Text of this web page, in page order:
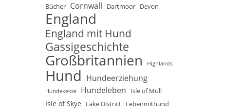
Bücher Cornwall Dartmoor Devon
England
England mit Hund
Gassigeschichte
Großbritannien Highlands
Hund Hundeerziehung
Hundekekse Hundeleben Isle of Mull
Isle of Skye Lake District Lebenmithund